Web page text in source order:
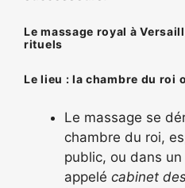
Le massage royal à
rituels
Le lieu : la chambre du roi
Le massage se
chambre du roi,
public, ou dans
appelé cabinet